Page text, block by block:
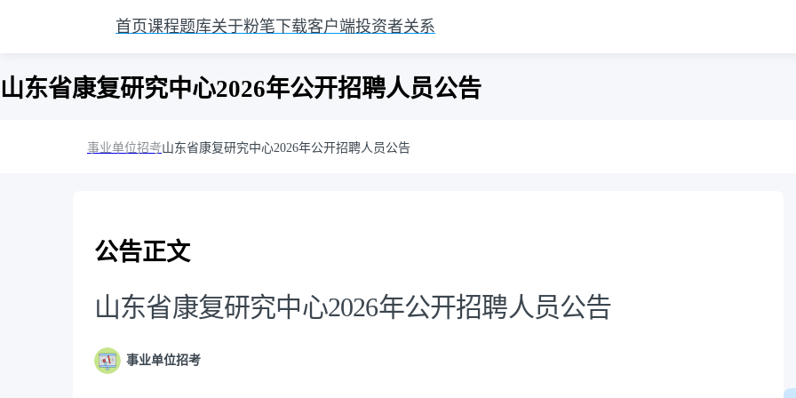
首页课程题库关于粉笔 下载客户端投资者关系
山东省康复研究中心2026年公开招聘人员公告
事业单位招考山东省康复研究中心2026年公开招聘人员公告
公告正文
山东省康复研究中心2026年公开招聘人员公告
事业单位招考